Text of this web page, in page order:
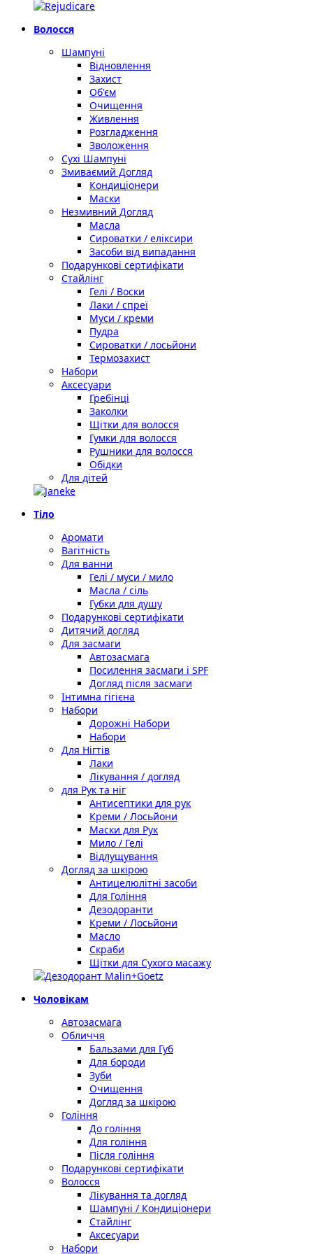
Волосся
Шампуні
Відновлення
Захист
Об'єм
Очищення
Живлення
Розгладження
Зволоження
Сухі Шампуні
Змиваємий Догляд
Кондиціонери
Маски
Незмивний Догляд
Масла
Сироватки / еліксири
Засоби від випадання
Подарункові сертифікати
Стайлінг
Гелі / Воски
Лаки / спреї
Муси / креми
Пудра
Сироватки / лосьйони
Термозахист
Набори
Аксесуари
Гребінці
Заколки
Щітки для волосся
Гумки для волосся
Рушники для волосся
Обідки
Для дітей
Тіло
Аромати
Вагітність
Для ванни
Гелі / муси / мило
Масла / сіль
Губки для душу
Подарункові сертифікати
Дитячий догляд
Для засмаги
Автозасмага
Посилення засмаги і SPF
Догляд після засмаги
Інтимна гігієна
Набори
Дорожні Набори
Набори
Для Нігтів
Лаки
Лікування / догляд
для Рук та ніг
Антисептики для рук
Креми / Лосьйони
Маски для Рук
Мило / Гелі
Відлущування
Догляд за шкірою
Антицелюлітні засоби
Для Гоління
Дезодоранти
Креми / Лосьйони
Масло
Скраби
Щітки для Сухого масажу
Чоловікам
Автозасмага
Обличчя
Бальзами для Губ
Для бороди
Зуби
Очищення
Догляд за шкірою
Гоління
До гоління
Для гоління
Після гоління
Подарункові сертифікати
Волосся
Лікування та догляд
Шампуні / Кондиціонери
Стайлінг
Аксесуари
Набори